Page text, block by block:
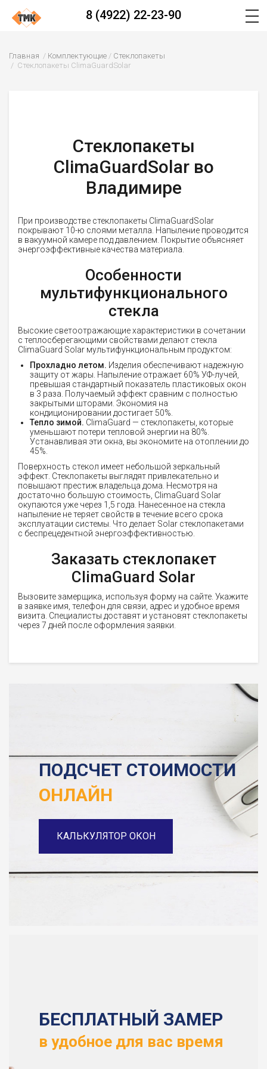
8 (4922) 22-23-90
Главная Комплектующие
Стеклопакеты
Стеклопакеты ClimaGuardSolar
Стеклопакеты
ClimaGuardSolar во
Владимире
При производстве стеклопакеты ClimaGuardSolar
покрывают 10-ю слоями металла. Напыление проводится
в вакуумной камере под давлением. Покрытие объясняет
энергоэффективные качества материала.
Особенности
мультифункционального
стекла
Высокие светоотражающие характеристики в сочетании
с теплосберегающими свойствами делают стекла
ClimaGuard Solar мультифункциональным продуктом:
Прохладно летом. Изделия обеспечивают надежную
защиту от жары. Напыление отражает 60% УФ-лучей,
превышая стандартный показатель пластиковых окон
в 3 раза. Получаемый эффект сравним с полностью
закрытыми шторами. Экономия на
кондиционировании достигает 50%.
Тепло зимой. ClimaGuard — стеклопакеты, которые
уменьшают потери тепловой энергии на 80%.
Устанавливая эти окна, вы экономите на отоплении до
45%.
Поверхность стекол имеет небольшой зеркальный
эффект. Стеклопакеты выглядят привлекательно и
повышают престиж владельца дома. Несмотря на
достаточно большую стоимость, ClimaGuard Solar
окупаются уже через 1,5 года. Нанесенное на стекла
напыление не теряет свойств в течение всего срока
эксплуатации системы. Что делает Solar стеклопакетами
с беспрецедентной энергоэффективностью.
Заказать стеклопакет
ClimaGuard Solar
Вызовите замерщика, используя форму на сайте. Укажите
в заявке имя, телефон для связи, адрес и удобное время
визита. Специалисты доставят и установят стеклопакеты
через 7 дней после оформления заявки.
ПОДСЧЕТ СТОИМОСТИ
ОНЛАЙН
КАЛЬКУЛЯТОР ОКОН
БЕСПЛАТНЫЙ ЗАМЕР
в удобное для вас время